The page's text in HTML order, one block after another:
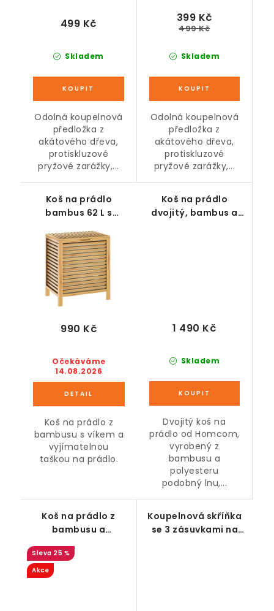
Skladem
499 Kč
Odolná koupelnová
předložka z
akátového dřeva,
protiskluzové
pryžové zarážky,...
Skladem
399 Kč
499 Kč
Odolná koupelnová
předložka z
akátového dřeva,
protiskluzové
pryžové zarážky,...
Koš na prádlo
bambus 62 L s
Očekáváme
14.08.2026
990 Kč
Koš na prádlo z
bambusu s víkem a
vyjímatelnou
taškou na prádlo.
Koš na prádlo
dvojitý, bambus a
Skladem
1 490 Kč
Dvojitý koš na
prádlo od Homcom,
vyrobený z
bambusu a
polyesteru
podobný lnu,...
Koš na prádlo z
bambusu a
polyesteru, 3
vyjímatelné koše, 50
x 32 x 69,7 cm
25 %
Akce
Koupelnová skříňka
se 3 zásuvkami na